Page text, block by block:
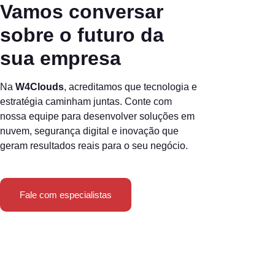
Vamos conversar
sobre o futuro da
sua empresa
Na W4Clouds, acreditamos que tecnologia e
estratégia caminham juntas. Conte com
nossa equipe para desenvolver soluções em
nuvem, segurança digital e inovação que
geram resultados reais para o seu negócio.
Fale com especialistas